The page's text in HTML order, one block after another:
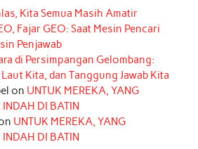
Kita Semua Masih Amatir
Fajar GEO: Saat Mesin Pencari
Penjawab
di Persimpangan Gelombang:
Kita, dan Tanggung Jawab Kita
on UNTUK MEREKA, YANG
INDAH DI BATIN
UNTUK MEREKA, YANG
INDAH DI BATIN